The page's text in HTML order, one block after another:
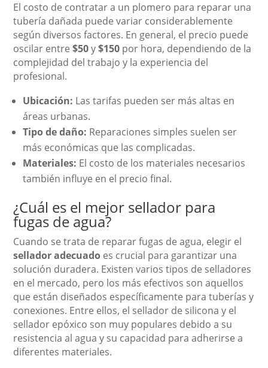
El costo de contratar a un plomero para reparar una
tubería dañada puede variar considerablemente
según diversos factores. En general, el precio puede
oscilar entre$50y$150 por hora, dependiendo de la
complejidad del trabajo y la experiencia del
profesional.
Ubicación: Las tarifas pueden ser más altas en
áreas urbanas.
Tipo de daño: Reparaciones simples suelen ser
más económicas que las complicadas.
Materiales: El costo de los materiales necesarios
también influye en el precio final.
¿Cuál es el mejor sellador para
fugas de agua?
Cuando se trata de reparar fugas de agua, elegir el
sellador adecuado es crucial para garantizar una
solución duradera. Existen varios tipos de selladores
en el mercado, pero los más efectivos son aquellos
que están diseñados específicamente para tuberías y
conexiones. Entre ellos, el sellador de silicona y el
sellador epóxico son muy populares debido a su
resistencia al agua y su capacidad para adherirse a
diferentes materiales.